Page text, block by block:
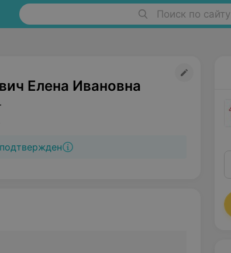
Поиск по сайту
Елена Ивановна